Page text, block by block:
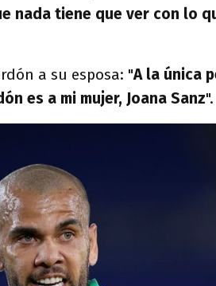
nada tiene que ver con lo
a su esposa: "A la única
es a mi mujer, Joana Sanz".